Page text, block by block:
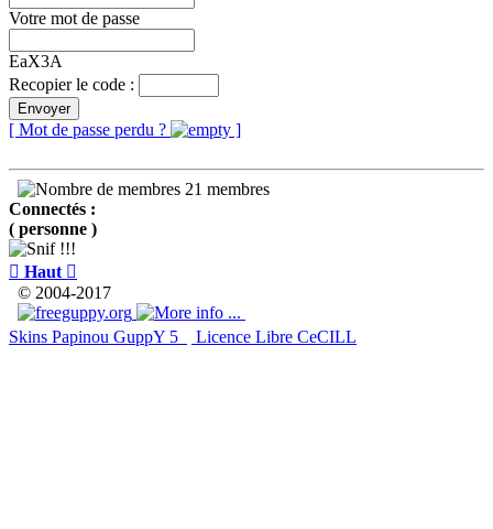
Votre mot de passe
EaX3A
Recopier le code :
Envoyer
[ Mot de passe perdu ? ]
21 membres
Connectés :
( personne )
 Haut 
© 2004-2017
Skins Papinou GuppY 5 Licence Libre CeCILL